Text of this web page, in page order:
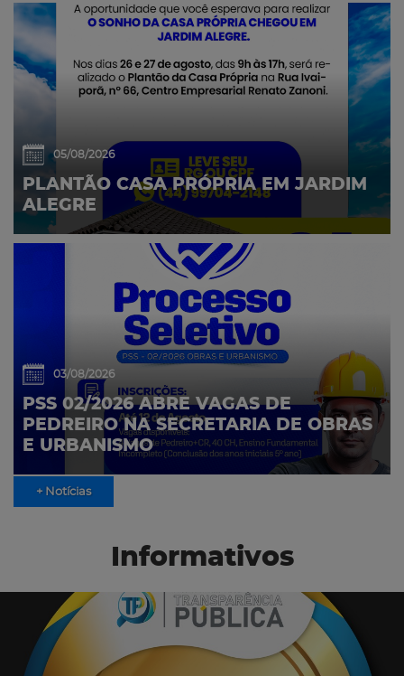
05/08/2026
PLANTÃO CASA PRÓPRIA EM JARDIM
ALEGRE
03/08/2026
PSS 02/2026 ABRE VAGAS DE
PEDREIRO NA SECRETARIA DE OBRAS
E URBANISMO
+ Notícias
Informativos